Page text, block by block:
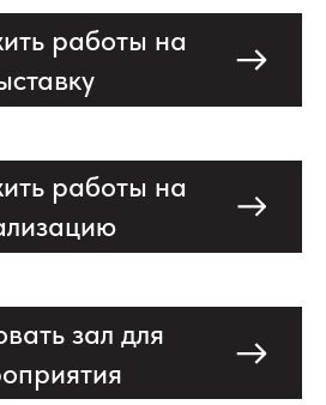
работы на
работы на
зал для